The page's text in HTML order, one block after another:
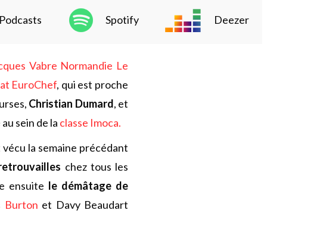
Spotify Deezer
Vabre Normandie Le
EuroChef, qui est proche
Christian Dumard, et
sein de la classe Imoca.
la semaine précédant
chez tous les
ensuite le démâtage de
Burton et Davy Beaudart